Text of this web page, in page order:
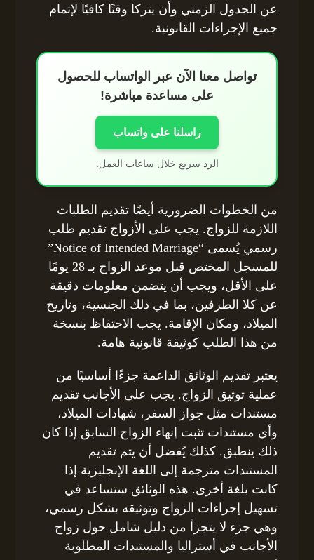
عن الجدول الزمني وأن يتركا وقتًا كافيًا لإتمام
جميع الإجراءات القانونية.
تواصل معنا الآن عبر الواتساب للحصول
على مساعدة مباشرة!
راسلنا على واتساب
الرد سريع خلال ساعات العمل.
من الخطوات الضرورية أيضًا تقديم الطلبات
اللازمة للزواج. يجب على الأزواج تقديم طلب
رسمي يُسمى “Notice of Intended Marriage”
للمسجل المختص قبل موعد الزواج بـ 28 يومًا
على الأقل، ويجب أن يتضمن معلومات دقيقة
عن كلا الطرفين، بما في ذلك الجنسية، وتاريخ
الميلاد، ومكان الإقامة. يجب الاحتفاظ بنسخة
من هذا الطلب كوثيقة قانونية هامة.
يعتبر تقديم الوثائق الداعمة جزءًا أساسيًا من
عملية توثيق الزواج. يجب على الأجانب تقديم
مستندات مثل جواز السفر، شهادات الميلاد،
وأي مستندات تثبت إنهاء الزواج السابق إذا كان
ذلك ينطبق. كذلك يُفضل أن يتم تقديم
المستندات مترجمة إلى اللغة الإنجليزية إذا
كانت بلغة أخرى. هذه الوثائق ستساعد في
تسهيل إجراءات الزواج وتوثيقه بشكل رسمي،
وهي جزء لا يتجزأ من دليل شامل حول زواج
الأجانب في أستراليا والمستندات المطلوبة